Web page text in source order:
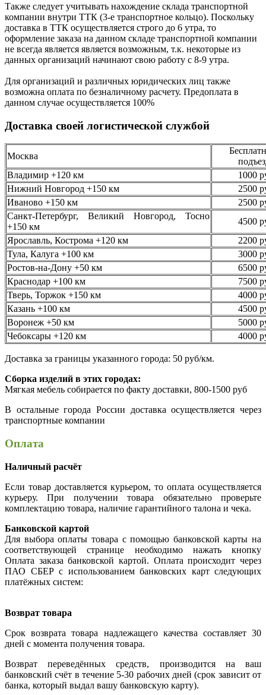
Также следует учитывать нахождение склада транспортной
компании внутри ТТК (3-е транспортное кольцо). Поскольку
доставка в ТТК осуществляется строго до 6 утра, то
оформление заказа на данном складе транспортной компании
не всегда является является возможным, т.к. некоторые из
данных организаций начинают свою работу с 8-9 утра.
Для организаций и различных юридических лиц также
возможна оплата по безналичному расчету. Предоплата в
данном случае осуществляется 100%
Доставка своей логистической службой
Москва
Владимир +120 км
1000
Нижний Новгород +150 км
2500
Иваново +150 км
2500
Санкт-Петербург, Великий Новгород, Тосно
+150 км
4500
Ярославль, Кострома +120 км
2200
Тула, Калуга +100 км
3000
Ростов-на-Дону +50 км
6500
Краснодар +100 км
7500
Тверь, Торжок +150 км
4000
Казань +100 км
4500
Воронеж +50 км
5000
Чебоксары +120 км
4000
Доставка за границы указанного города: 50 руб/км.
Сборка изделий в этих городах:
Мягкая мебель собирается по факту доставки, 800-1500 руб
В остальные города России доставка осуществляется через
транспортные компании
Оплата
Наличный расчёт
Если товар доставляется курьером, то оплата осуществляется
курьеру. При получении товара обязательно проверьте
комплектацию товара, наличие гарантийного талона и чека.
Банковской картой
Для выбора оплаты товара с помощью банковской карты на
соответствующей странице необходимо нажать кнопку
Оплата заказа банковской картой. Оплата происходит через
ПАО СБЕР с использованием банковских карт следующих
платёжных систем:
Возврат товара
Срок возврата товара надлежащего качества составляет 30
дней с момента получения товара.
Возврат переведённых средств, производится на ваш
банковский счёт в течение 5-30 рабочих дней (срок зависит от
банка, который выдал вашу банковскую карту).